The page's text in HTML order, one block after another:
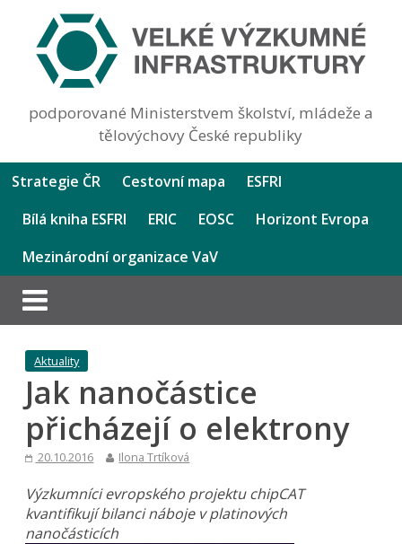
podporované Ministerstvem školství, mládeže a
tělovýchovy České republiky
Strategie ČR Cestovní mapa
ESFRI
Bílá kniha ESFRI
ERIC EOSC
Horizont Evropa
Mezinárodní organizace VaV
Aktuality
Jak nanočástice
přicházejí o elektrony
20.10.2016 Ilona Trtíková
Výzkumníci evropského projektu chipCAT
kvantifikují bilanci náboje v platinových
nanočásticích